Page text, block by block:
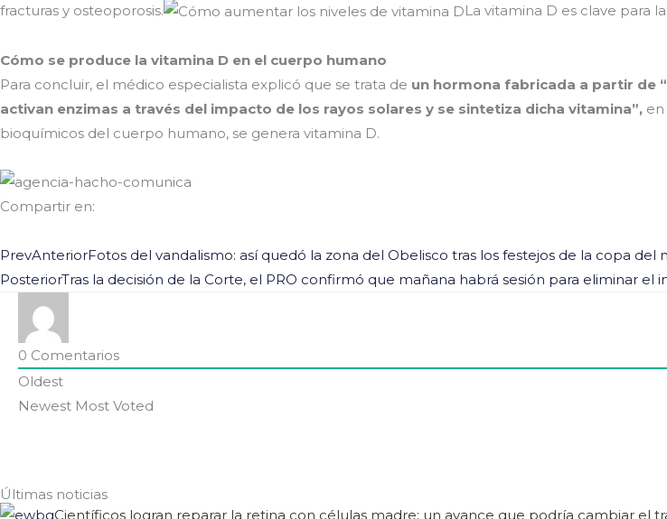
fracturas y osteoporosis.
La vitamina D es clave para
Cómo se produce la vitamina D en el cuerpo humano
Para concluir, el médico especialista explicó que se trata de un hormona fabricada a partir de
activan enzimas a través del impacto de los rayos solares y se sintetiza dicha vitamina”, en
bioquímicos del cuerpo humano, se genera vitamina D.
Compartir en:
PrevAnteriorFotos del vandalismo: así quedó la zona del Obelisco tras los festejos de la copa del
PosteriorTras la decisión de la Corte, el PRO confirmó que mañana habrá sesión para eliminar el
0 Comentarios
Oldest
Newest Most Voted
Últimas noticias
Científicos logran reparar la retina con células madre: un avance que podría cambiar el